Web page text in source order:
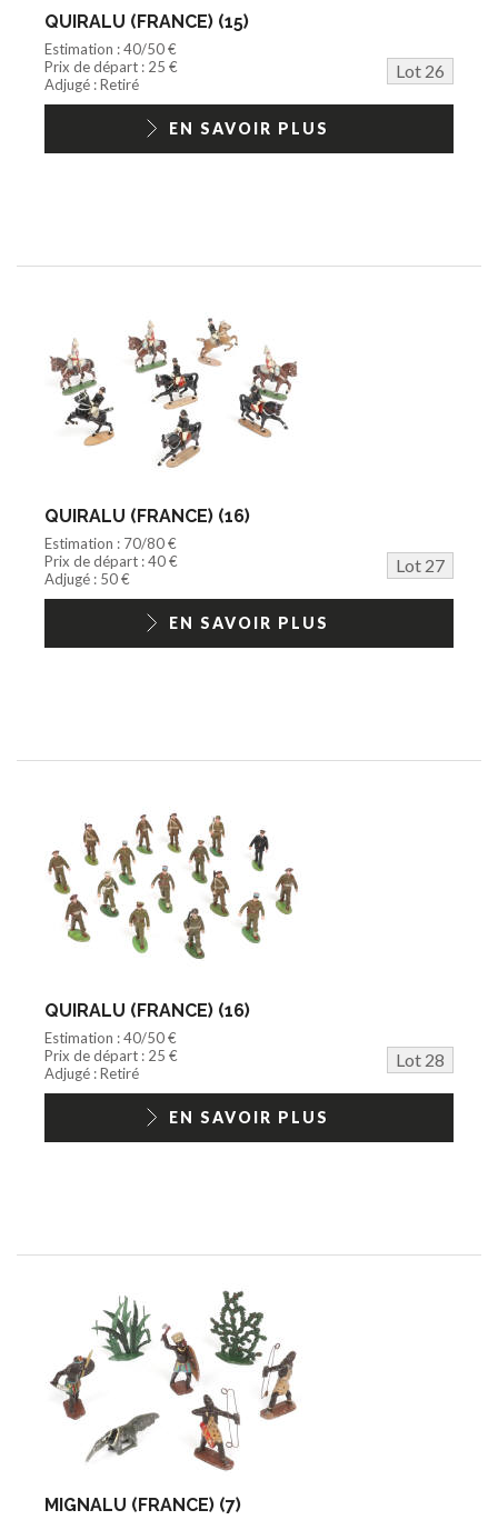
QUIRALU (FRANCE) (15)
Estimation : 40/50 €
Prix de départ : 25 €
Lot 26
Adjugé : Retiré
EN SAVOIR PLUS
QUIRALU (FRANCE) (16)
Estimation : 70/80 €
Prix de départ : 40 €
Lot 27
Adjugé : 50 €
EN SAVOIR PLUS
QUIRALU (FRANCE) (16)
Estimation : 40/50 €
Prix de départ : 25 €
Lot 28
Adjugé : Retiré
EN SAVOIR PLUS
MIGNALU (FRANCE) (7)